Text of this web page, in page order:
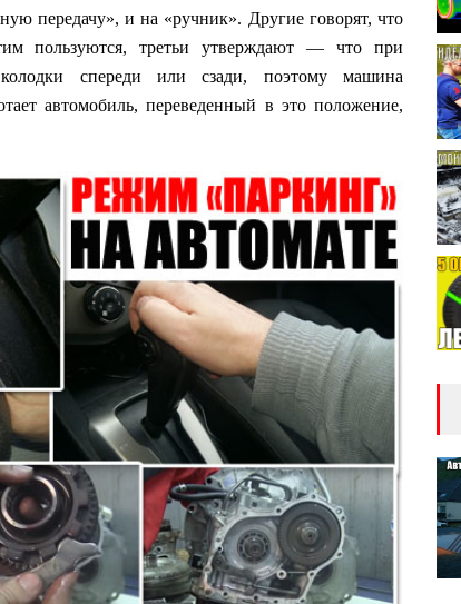
передачу», и на «ручник». Другие говорят, что
пользуются, третьи утверждают — что при
спереди или сзади, поэтому машина
автомобиль, переведенный в это положение,